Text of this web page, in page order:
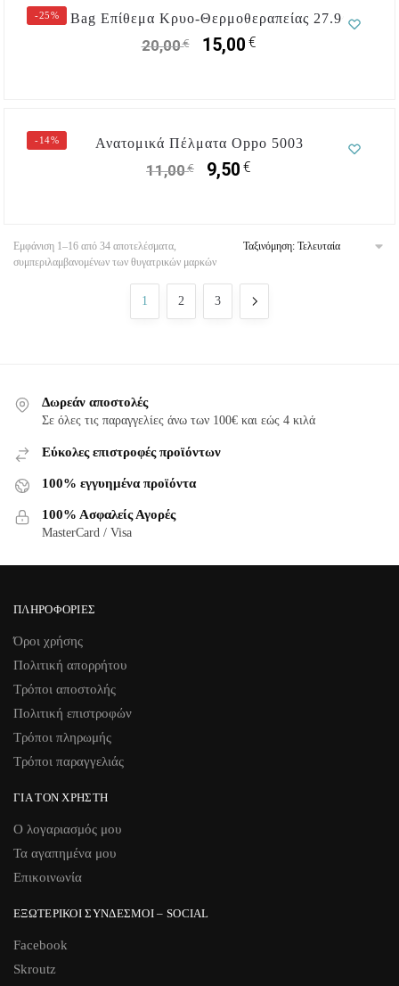
-25%
Soft Bag Επίθεμα Κρυο-Θερμοθεραπείας 27.9cm
20,00€ 15,00€
-14% Ανατομικά Πέλματα Oppo 5003
11,00€ 9,50€
Εμφάνιση 1–16 από 34 αποτελέσματα,
συμπεριλαμβανομένων των θυγατρικών μαρκών
1 2 3
Δωρεάν αποστολές
Σε όλες τις παραγγελίες άνω των 100€ και εώς 4 κιλά
Εύκολες επιστροφές προϊόντων
100% εγγυημένα προϊόντα
100% Ασφαλείς Αγορές
MasterCard / Visa
ΠΛΗΡΟΦΟΡΊΕΣ
Όροι χρήσης
Πολιτική απορρήτου
Τρόποι αποστολής
Πολιτική επιστροφών
Τρόποι πληρωμής
Τρόποι παραγγελιάς
ΓΙΑ ΤΟΝ ΧΡΉΣΤΗ
Ο λογαριασμός μου
Τα αγαπημένα μου
Επικοινωνία
ΕΞΩΤΕΡΙΚΟΊ ΣΎΝΔΕΣΜΟΙ – SOCIAL
Facebook
Skroutz